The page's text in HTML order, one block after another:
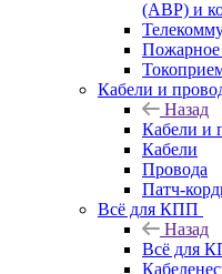
(АВР) и
Пожарное
Кабели и
Назад
Кабели и
Кабели
Провода
Патч-
Всё для КПП
Назад
Всё для